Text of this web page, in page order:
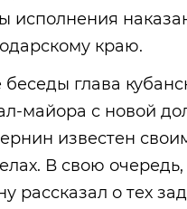
исполнения
краю.
беседы глава
майора с новой
известен
В свою
рассказал о тех